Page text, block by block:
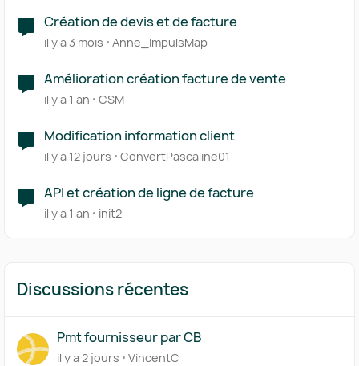
Création de devis et de facture
il y a 3 mois Anne_ImpulsMap
Amélioration création facture de vente
il y a 1 an CSM
Modification information client
il y a 12 jours ConvertPascaline01
API et création de ligne de facture
il y a 1 an init2
Discussions récentes
Pmt fournisseur par CB
il y a 2 jours VincentC